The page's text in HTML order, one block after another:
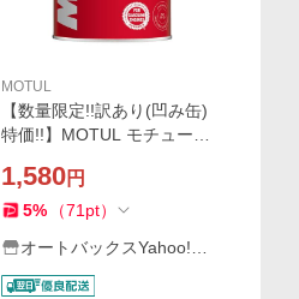
MOTUL
【数量限定!!訳あり(凹み缶)
特価!!】MOTUL モチュール
合成油
1,580円
5% （71 pt）
オートバックスYahoo!シ
ョッピング店